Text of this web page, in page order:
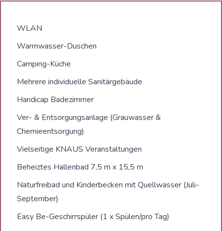
WLAN
Warmwasser-Duschen
Camping-Küche
Mehrere individuelle Sanitärgebäude
Handicap Badezimmer
Ver- & Entsorgungsanlage (Grauwasser &
Chemieentsorgung)
Vielseitige KNAUS Veranstaltungen
Beheiztes Hallenbad 7,5 m x 15,5 m
Naturfreibad und Kinderbecken mit Quellwasser (Juli-
September)
Easy Be-Geschirrspüler (1 x Spülen/pro Tag)